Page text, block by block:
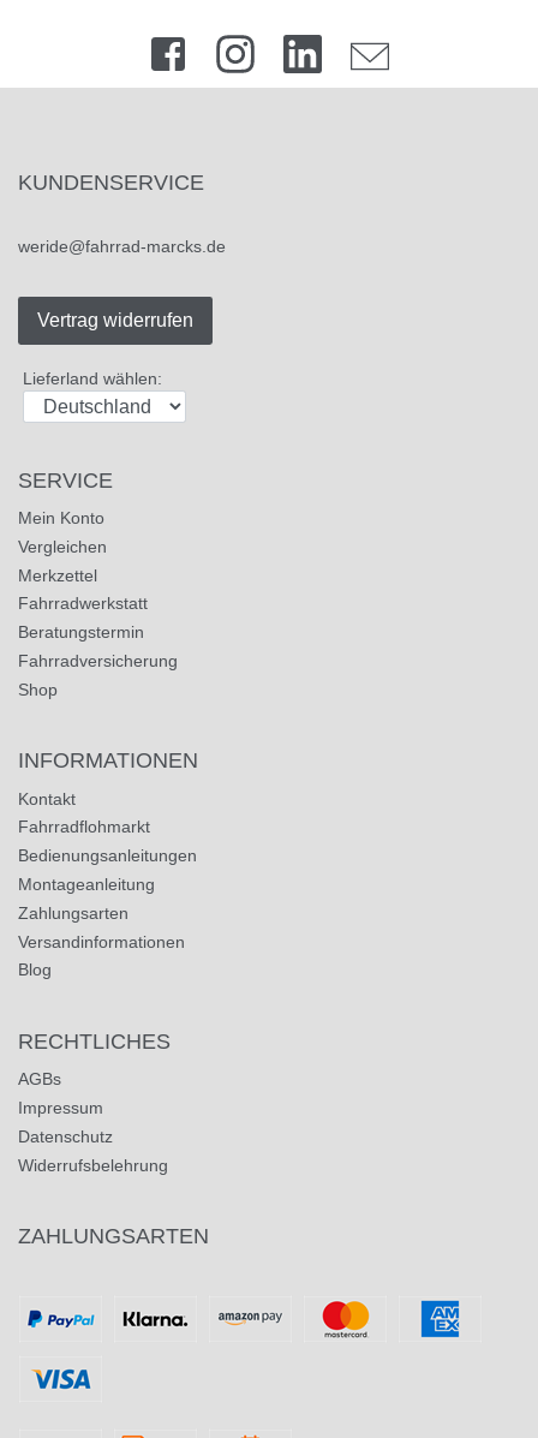
KUNDENSERVICE
weride@fahrrad-marcks.de
Vertrag widerrufen
Lieferland wählen:
SERVICE
Mein Konto
Vergleichen
Merkzettel
Fahrradwerkstatt
Beratungstermin
Fahrradversicherung
Shop
INFORMATIONEN
Kontakt
Fahrradflohmarkt
Bedienungsanleitungen
Montageanleitung
Zahlungsarten
Versandinformationen
Blog
RECHTLICHES
AGBs
Impressum
Datenschutz
Widerrufsbelehrung
ZAHLUNGSARTEN